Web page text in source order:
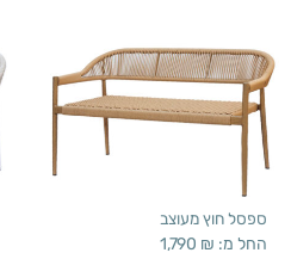
ספסל חוץ מעוצב
החל מ: 1,790 ₪